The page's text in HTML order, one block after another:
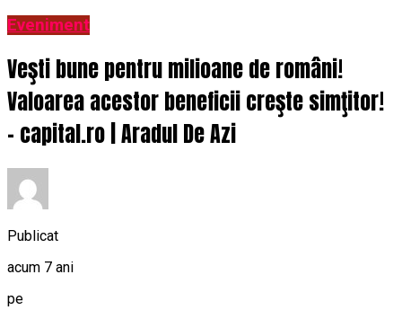
Eveniment
Veşti bune pentru milioane de români!
Valoarea acestor beneficii creşte simţitor!
– capital.ro | Aradul De Azi
Publicat
acum 7 ani
pe